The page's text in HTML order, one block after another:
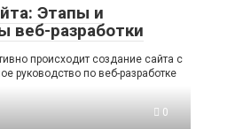
Этапы и
веб-разработки
происходит создание сайта с
руководство по веб-разработке
0